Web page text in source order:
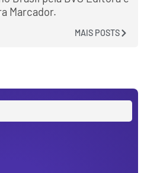
Marcador.
MAIS POSTS